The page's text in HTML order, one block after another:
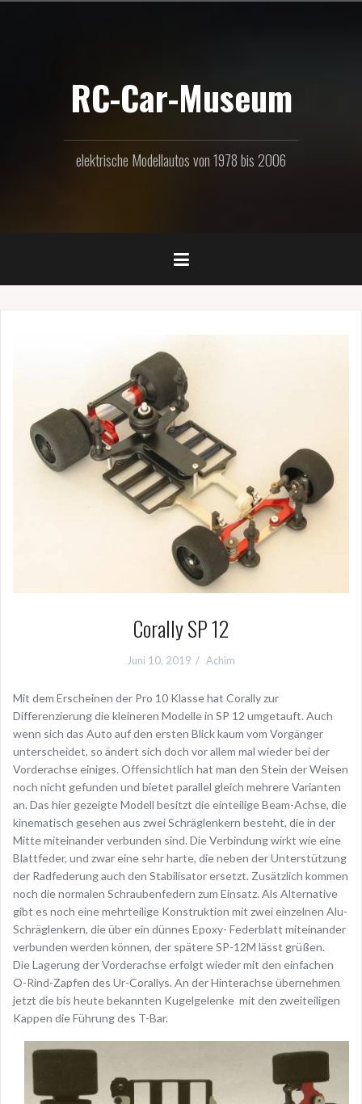
RC-Car-Museum
elektrische Modellautos von 1978 bis 2006
Corally SP 12
Juni 10, 2019 Achim
Mit dem Erscheinen der Pro 10 Klasse hat Corally zur
Differenzierung die kleineren Modelle in SP 12 umgetauft. Auch
wenn sich das Auto auf den ersten Blick kaum vom Vorgänger
unterscheidet, so ändert sich doch vor allem mal wieder bei der
Vorderachse einiges. Offensichtlich hat man den Stein der Weisen
noch nicht gefunden und bietet parallel gleich mehrere Varianten
an. Das hier gezeigte Modell besitzt die einteilige Beam-Achse, die
kinematisch gesehen aus zwei Schräglenkern besteht, die in der
Mitte miteinander verbunden sind. Die Verbindung wirkt wie eine
Blattfeder, und zwar eine sehr harte, die neben der Unterstützung
der Radfederung auch den Stabilisator ersetzt. Zusätzlich kommen
noch die normalen Schraubenfedern zum Einsatz. Als Alternative
gibt es noch eine mehrteilige Konstruktion mit zwei einzelnen Alu-
Schräglenkern, die über ein dünnes Epoxy- Federblatt miteinander
verbunden werden können, der spätere SP-12M lässt grüßen.
Die Lagerung der Vorderachse erfolgt wieder mit den einfachen
O-Rind-Zapfen des Ur-Corallys. An der Hinterachse übernehmen
jetzt die bis heute bekannten Kugelgelenke mit den zweiteiligen
Kappen die Führung des T-Bar.